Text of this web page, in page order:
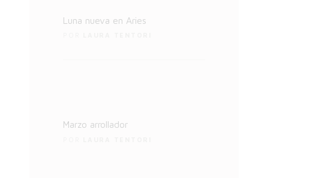
Luna nueva en Aries
Marzo arrollador